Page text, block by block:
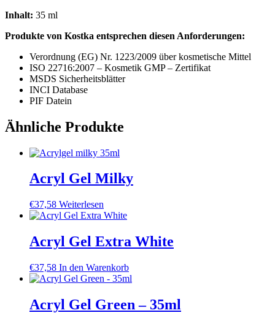
Inhalt: 35 ml
Produkte von Kostka entsprechen diesen Anforderungen:
Verordnung (EG) Nr. 1223/2009 über kosmetische Mittel
ISO 22716:2007 – Kosmetik GMP – Zertifikat
MSDS Sicherheitsblätter
INCI Database
PIF Datein
Ähnliche Produkte
Acryl Gel Milky
€37,58 Weiterlesen
Acryl Gel Extra White
€37,58 In den Warenkorb
Acryl Gel Green – 35ml